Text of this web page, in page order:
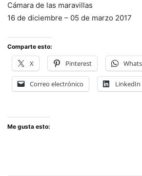
Cámara de las maravillas
16 de diciembre – 05 de marzo 2017
Comparte esto:
X Pinterest
Correo electrónico LinkedIn
Me gusta esto: